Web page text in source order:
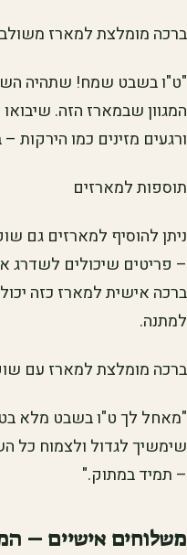
ברכה מומלצת למארז
"ט"ו בשבט שמח! שתהיה
המגוון שבמארז הזה.
ורגעים מזינים כמו הירקות
תוספות למארזים
ניתן להוסיף למארזים גם
– פריטים שיכולים לשדרג
ברכה אישית למארז כזה
למתנה.
ברכה מומלצת למארז עם
"מאחל לך ט"ו בשבט מלא
שימשיך לגדול ולצמוח כל
– תמיד במתוק."
משלוחים אישיים –